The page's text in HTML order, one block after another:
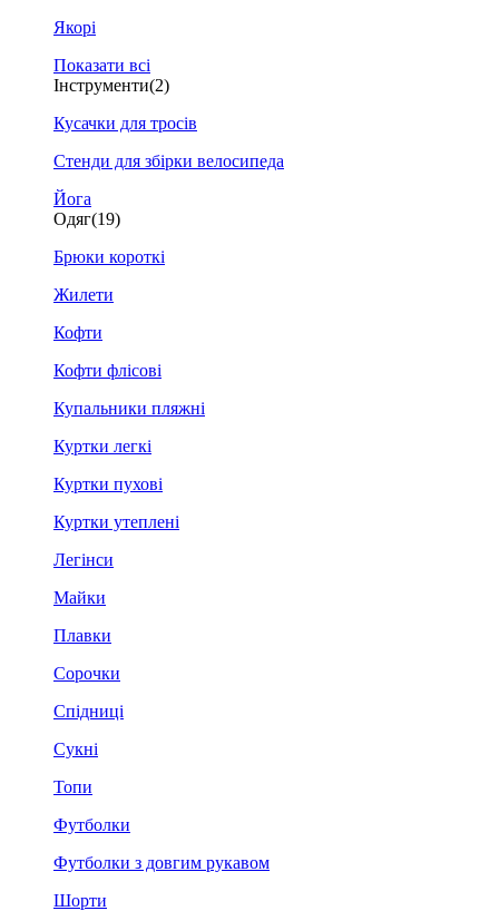
Якорі
Показати всі
Інструменти(2)
Кусачки для тросів
Стенди для збірки велосипеда
Йога
Одяг(19)
Брюки короткі
Жилети
Кофти
Кофти флісові
Купальники пляжні
Куртки легкі
Куртки пухові
Куртки утеплені
Легінси
Майки
Плавки
Сорочки
Спідниці
Сукні
Топи
Футболки
Футболки з довгим рукавом
Шорти